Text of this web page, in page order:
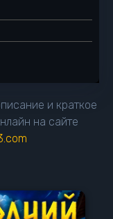
и краткое
на сайте